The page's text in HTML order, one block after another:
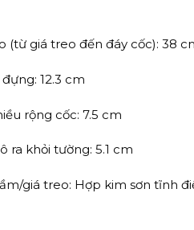
(từ giá treo đến đáy cốc): 38
12.3 cm
rộng cốc: 7.5 cm
ra khỏi tường: 5.1 cm
giá treo: Hợp kim sơn tĩnh